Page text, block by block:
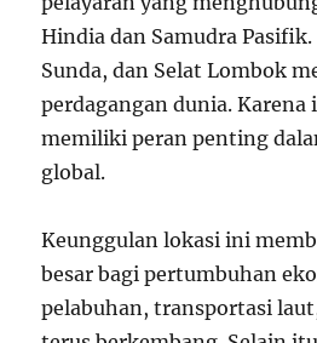
Hindia dan Samudra
Sunda, dan Selat Lombok
perdagangan dunia. Karena
memiliki peran penting
global.
Keunggulan lokasi ini
besar bagi pertumbuhan
pelabuhan, transportasi